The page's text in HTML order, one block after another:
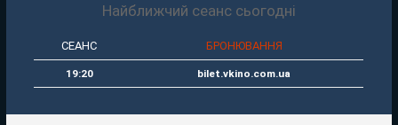
Найближчий сеанс сьогодні
СЕАНС БРОНЮВАННЯ
19:20 bilet.vkino.com.ua